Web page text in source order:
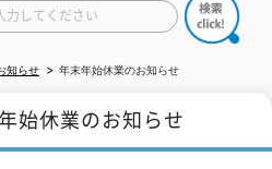
知らせ 年末年始休業のお知らせ
始休業のお知らせ